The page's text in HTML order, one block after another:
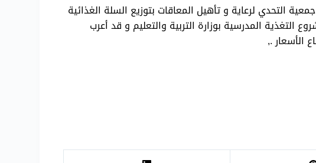
التحدي لرعاية و تأهيل المعاقات بتوزيع السلة الغذائية
وتنفيذ مشروع التغذية المدرسية بوزارة التربية والتعليم و قد أعرب
الأسعار .,